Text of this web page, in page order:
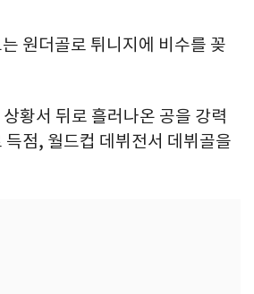
원더골로 튀니지에 비수를 꽂
황서 뒤로 흘러나온 공을 강력
득점, 월드컵 데뷔전서 데뷔골을